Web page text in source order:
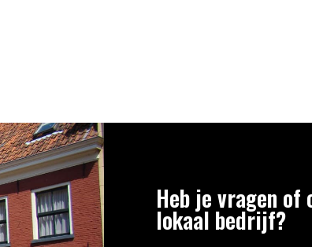
Heb je vragen of
lokaal bedrijf?